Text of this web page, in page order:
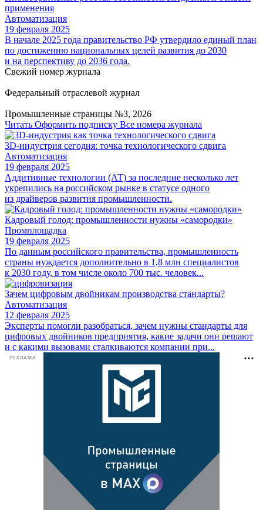
применения
Автоматизация
19 февраля 2025
В начале 2025 года правительство РФ утвердило единый план
по достижению национальных целей развития до 2030
и на перспективу до 2036 года.
Свежий номер журнала
Федеральный отраслевой журнал
Промышленные страницы №3, 2026
Читать Оформить подписку Все номера журнала
3D-индустрия сегодня: точка технологического сдвига
Автоматизация
19 февраля 2025
Аддитивные технологии (АТ) за последние несколько лет
укрепились на российском рынке в статусе одного
из драйверов развития промышленности.
Кадровый голод: промышленности нужны «самородки»
Промплощадка
19 февраля 2025
По данным российского правительства, промышленность
страны нуждается дополнительно в 1,8 млн специалистов
к 2030 году, в том числе около 700 тыс. человек...
Зачем цифровым двойникам производства стандарты?
Автоматизация
12 февраля 2025
Эксперты помогли разобраться, зачем нужны стандарты для
цифровых двойников предприятия, какие задачи они решают
и с какими вызовами сталкиваются компании при...
РЕКЛАМА